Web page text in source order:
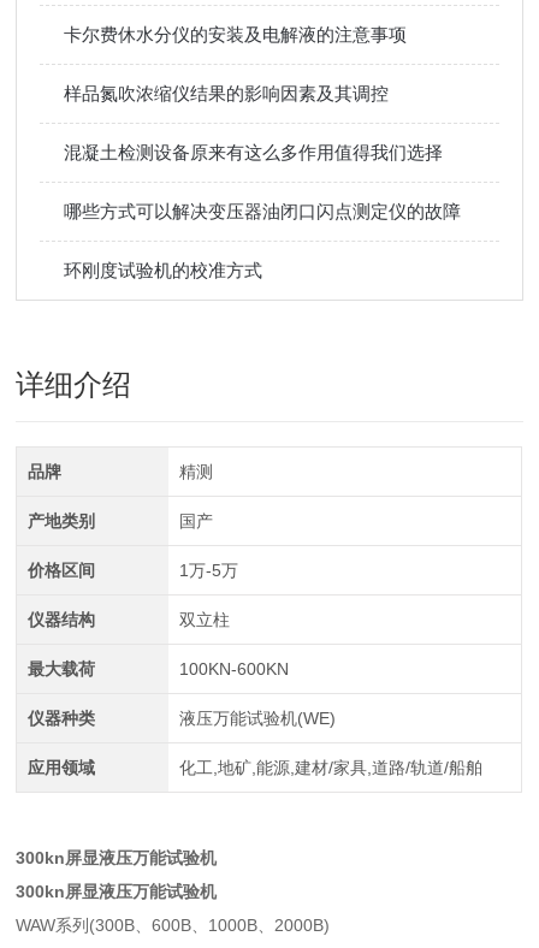
卡尔费休水分仪的安装及电解液的注意事项
样品氮吹浓缩仪结果的影响因素及其调控
混凝土检测设备原来有这么多作用值得我们选择
哪些方式可以解决变压器油闭口闪点测定仪的故障
环刚度试验机的校准方式
详细介绍
品牌 精测
产地类别 国产
价格区间 1万-5万
仪器结构 双立柱
最大载荷 100KN-600KN
仪器种类 液压万能试验机(WE)
应用领域 化工,地矿,能源,建材/家具,道路/轨道/船舶
300kn屏显液压万能试验机
300kn屏显液压万能试验机
WAW系列(300B、600B、1000B、2000B)